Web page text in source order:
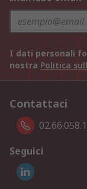
I dati personali
nostra Politica
Contattaci
02.66.058.1
Seguici